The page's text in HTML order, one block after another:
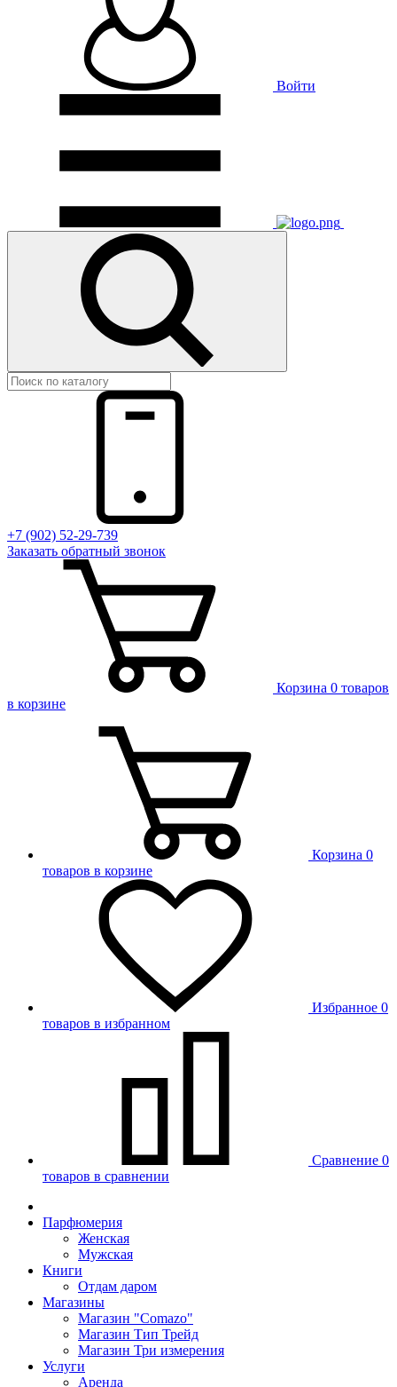
Войти
+7 (902) 52-29-739
Заказать обратный звонок
Корзина 0 товаров
в корзине
Корзина 0
товаров в корзине
Избранное 0
товаров в избранном
Сравнение 0
товаров в сравнении
Парфюмерия
Женская
Мужская
Книги
Отдам даром
Магазины
Магазин "Comazo"
Магазин Тип Трейд
Магазин Три измерения
Услуги
Аренда